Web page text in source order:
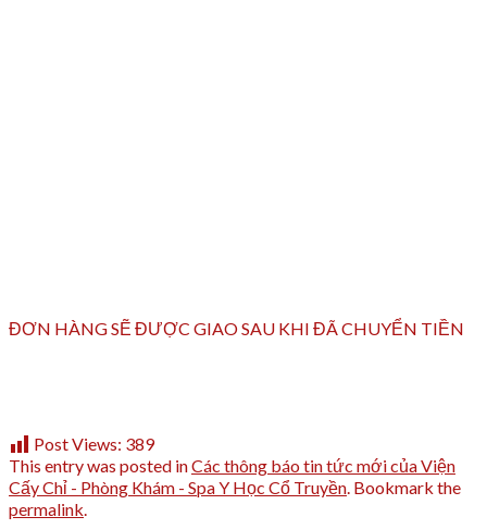
ĐƠN HÀNG SẼ ĐƯỢC GIAO SAU KHI ĐÃ CHUYỂN TIỀN
Post Views: 389
This entry was posted inCác thông báo tin tức mới của Viện
Cấy Chỉ - Phòng Khám - Spa Y Học Cổ Truyền. Bookmark the
permalink.